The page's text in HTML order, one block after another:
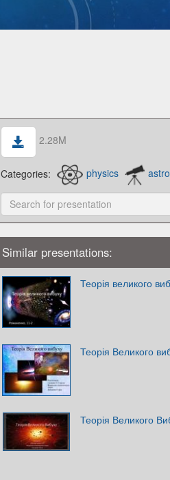
2.28M
Categories: physics
Similar presentations:
Теорія великого
Теорія Великого
Теорія Великого